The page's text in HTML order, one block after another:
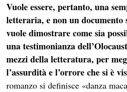
Vuole essere, pertanto, una
letteraria, e non un documento
vuole dimostrare come sia
una testimonianza
mezzi della letteratura, per
l’assurdità e l’orrore che si è
romanzo si definisce «danza